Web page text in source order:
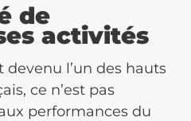
de
activités
devenu l’un des hauts
ce n’est pas
performances du